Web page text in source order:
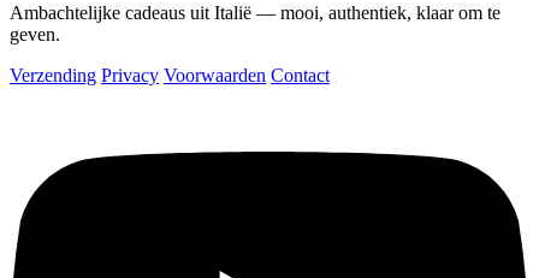
Ambachtelijke cadeaus uit Italië — mooi, authentiek, klaar om te
geven.
Verzending Privacy Voorwaarden Contact